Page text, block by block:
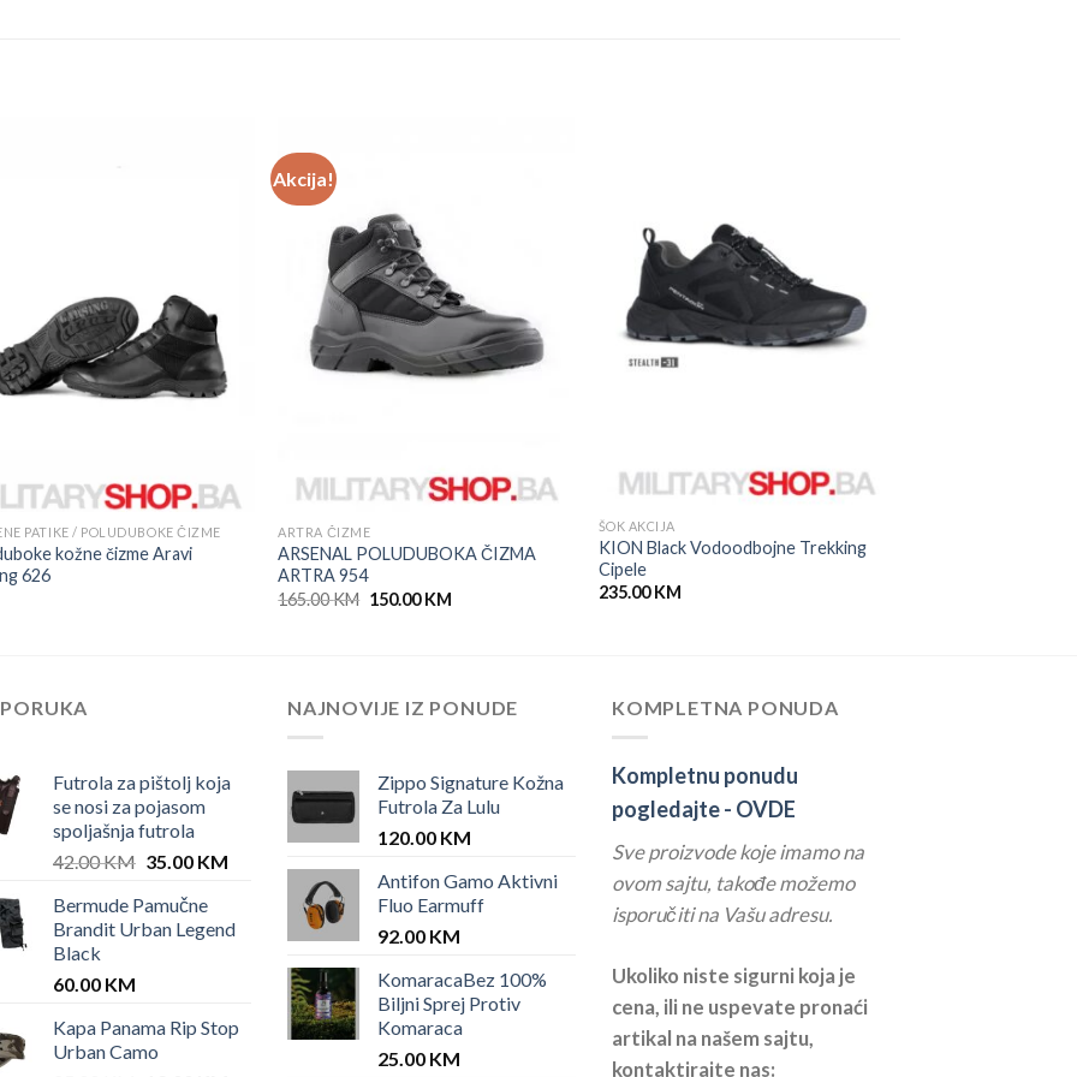
PATIKE / POLUDUBOKE ČIZME
kožne čizme Aravi
626
Akcija!
ARTRA ČIZME
ARSENAL POLUDUBOKA ČIZMA
ARTRA 954
165.00KM Original
150.00KMCurrent
ŠOK AKCIJA
KION Black Vodoodbojne Trekking
Cipele
235.00KM
Futrola za pištolj koja
se nosi za pojasom
spoljašnja futrola
42.00KM Original
was:
42.00 KM.
35.00 KMCurrent
35.00 KM.
Bermude Pamučne
Brandit Urban Legend
Black
60.00 KM
Kapa Panama Rip Stop
Urban Camo
NAJNOVIJE IZ PONUDE
Zippo Signature Kožna
Futrola Za Lulu
120.00 KM
Antifon Gamo Aktivni
Fluo Earmuff
92.00 KM
KomaracaBez 100%
Biljni Sprej Protiv
Komaraca
25.00 KM
KOMPLETNA PONUDA
Kompletnu ponudu
pogledajte - OVDE
Sve proizvode koje imamo na
ovom sajtu, takođe možemo
isporučiti na Vašu adresu.
Ukoliko niste sigurni koja je
cena, ili ne uspevate pronaći
artikal na našem sajtu,
kontaktirajte nas: